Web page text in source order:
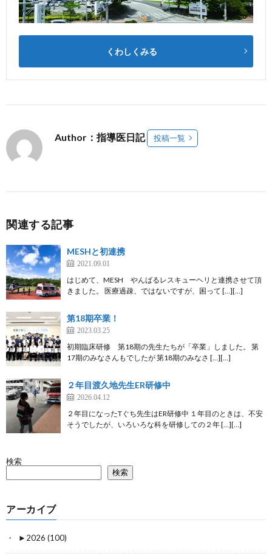
くわしくみる
Author：指導医日記 投稿一覧
関連する記事
MESHと初連携
2021.09.01
はじめて、MESH やんばるレスキューヘリと連携させて頂
きました。 医療過疎、ではないですが、困って […][…]
第18期卒業！
2023.03.25
初期臨床研修 第18期の先生たちが「卒業」しました。 第
17期のみなさんもでしたが 第18期のみなさ […][…]
２年目渡久地先生ER研修中
2026.04.12
２年目になったTぐち先生はER研修中 １年目のときは、不安
そうでしたが、いろいろな科を研修しての２年 […][…]
検索
検索
アーカイブ
► 2026 (100)